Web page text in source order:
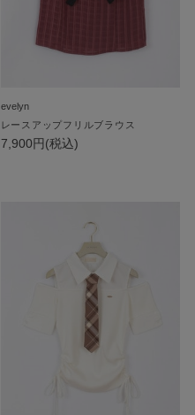
evelyn
レースアップフリルブラウス
7,900円(税込)